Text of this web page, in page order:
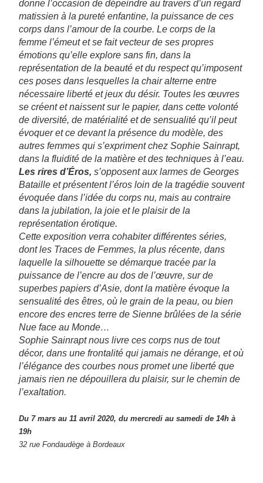
donne l’occasion de dépeindre au travers d’un regard
matissien à la pureté enfantine, la puissance de ces
corps dans l’amour de la courbe. Le corps de la
femme l’émeut et se fait vecteur de ses propres
émotions qu’elle explore sans fin, dans la
représentation de la beauté et du respect qu’imposent
ces poses dans lesquelles la chair alterne entre
nécessaire liberté et jeux du désir. Toutes les œuvres
se créent et naissent sur le papier, dans cette volonté
de diversité, de matérialité et de sensualité qu’il peut
évoquer et ce devant la présence du modèle, des
autres femmes qui s’expriment chez Sophie Sainrapt,
dans la fluidité de la matière et des techniques à l’eau.
Les rires d’Éros, s’opposent aux larmes de Georges
Bataille et présentent l’éros loin de la tragédie souvent
évoquée dans l’idée du corps nu, mais au contraire
dans la jubilation, la joie et le plaisir de la
représentation érotique.
Cette exposition verra cohabiter différentes séries,
dont les Traces de Femmes, la plus récente, dans
laquelle la silhouette se démarque tracée par la
puissance de l’encre au dos de l’œuvre, sur de
superbes papiers d’Asie, dont la matière évoque la
sensualité des êtres, où le grain de la peau, ou bien
encore des encres terre de Sienne brûlées de la série
Nue face au Monde…
Sophie Sainrapt nous livre ces corps nus de tout
décor, dans une frontalité qui jamais ne dérange, et où
l’élégance des courbes nous promet une liberté que
jamais rien ne dépouillera du plaisir, sur le chemin de
l’exaltation.
Du 7 mars au 11 avril 2020, du mercredi au samedi de 14h à
19h
32 rue Fondaudège à Bordeaux